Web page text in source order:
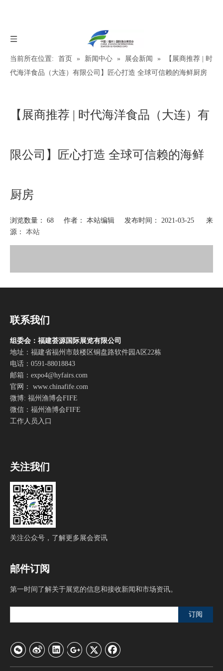
当前所在位置: 首页 » 新闻中心 » 展会新闻 »
【展商推荐 |​ 时
代海洋食品（大连）有限公司】匠心打造 全球可信赖的海鲜厨房
【展商推荐 |​ 时代海洋食品（大连）有
限公司】匠心打造 全球可信赖的海鲜
厨房
浏览数量： 68 作者： 本站编辑 发布时间： 2021-03-25 来
源： 本站
["wechat","weibo","qzone","douban","email"]
联系我们
组委会：福建荟源国际展览有限公司
地址：福建省福州市鼓楼区铜盘路软件园A区22栋
电话：0591-88018843
邮箱： expo4@hyfairs.com
官网： www.chinafife.com
微博: 福州渔博会FIFE
微信：福州渔博会FIFE
工作人员入口
关注我们
关注公众号，了解更多展会资讯
邮件订阅
第一时间了解关于展览的信息和接收新闻和市场资讯。
订阅